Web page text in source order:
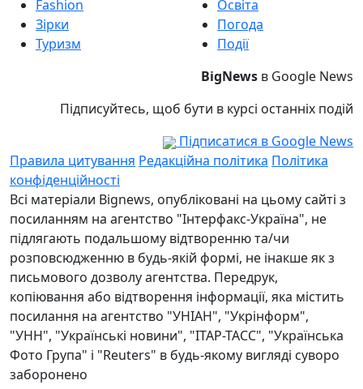
Fashion
Зірки
Туризм
Освіта
Погода
Події
BigNews в Google News
Підписуйтесь, щоб бути в курсі останніх подій
Підписатися в Google News
Правила цитування Редакційна політика Політика
конфіденційності
Всі матеріали Bignews, опубліковані на цьому сайті з
посиланням на агентство "Інтерфакс-Україна", не
підлягають подальшому відтворенню та/чи
розповсюдженню в будь-якій формі, не інакше як з
письмового дозволу агентства. Передрук,
копіювання або відтворення інформації, яка містить
посилання на агентство "УНІАН", "Укрінформ",
"УНН", "Українські новини", "ІТАР-ТАСС", "Українська
Фото Група" і "Reuters" в будь-якому вигляді суворо
заборонено